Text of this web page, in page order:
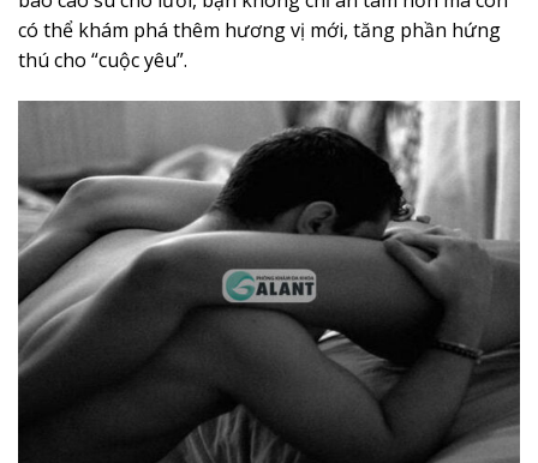
có thể khám phá thêm hương vị mới, tăng phần hứng
thú cho “cuộc yêu”.